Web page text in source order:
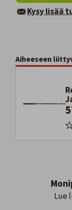
Kysy lisää
Aiheeseen
Lue